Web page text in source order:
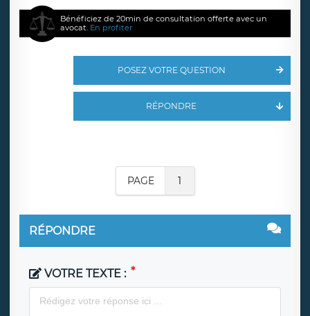
Bénéficiez de 20min de consultation offerte avec un
avocat. En profiter
POSEZ VOTRE QUESTION
RÉPONDRE
PAGE 1
RÉPONDRE
VOTRE TEXTE :